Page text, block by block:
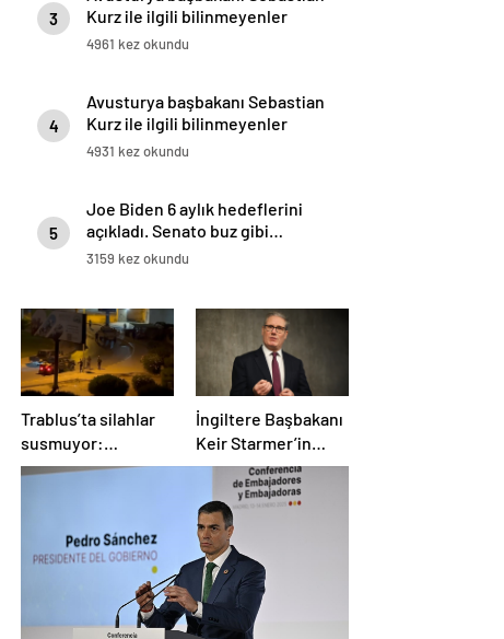
3
Kurz ile ilgili bilinmeyenler
4961 kez okundu
4
Avusturya başbakanı Sebastian
Kurz ile ilgili bilinmeyenler
4931 kez okundu
5
Joe Biden 6 aylık hedeflerini
açıkladı. Senato buz gibi…
3159 kez okundu
Trablus’ta silahlar
susmuyor:
Çatışmalar
İngiltere Başbakanı
Keir Starmer’in
evinde yangın çıktı